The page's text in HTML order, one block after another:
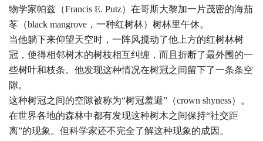
物学家帕兹（Francis E. Putz）在哥斯大黎加一片茂密的海茄
苳（black mangrove，一种红树林）树林里午休。
当他躺下来仰望天空时，一阵风搅动了他上方的红树林树
冠，使得相邻树木的树枝相互纠缠，而且折断了最外围的一
些树叶和枝条。他发现这种情况在树冠之间留下了一条条空
隙。
这种树冠之间的空隙被称为“树冠羞避”（crown shyness）。
在世界各地的森林中都有发现这种树木之间保持“社交距
离”的现象。但科学家还不完全了解这种现象的成因。